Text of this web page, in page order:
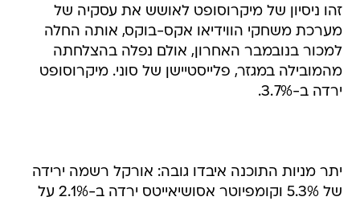
זהו ניסיון של מיקרוסופט לאושש את עסקיה של
מערכת משחקי הווידיאו אקס-בוקס, אותה החלה
למכור בנובמבר האחרון, אולם נפלה בהצלחתה
מהמובילה במגזר, פלייסטיישן של סוני. מיקרוסופט
ירדה ב-3.7%.
יתר מניות התוכנה איבדו גובה: אורקל רשמה ירידה
של 5.3% וקומפיוטר אסושיאייטס ירדה ב-2.1% על